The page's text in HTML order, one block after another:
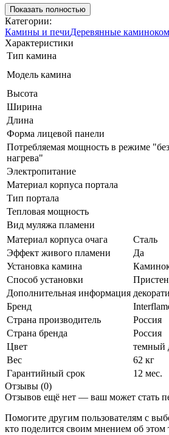
Показать полностью
Категории:
Камины и печиДеревянные
Характеристики
Тип камина
Модель камина
Высота
Ширина
Длина
Форма лицевой панели
Потребляемая мощность в режиме "без
нагрева"
Электропитание
Материал корпуса портала
Тип портала
Тепловая мощность
Вид муляжа пламени
Материал корпуса очага
Сталь
Эффект живого пламени
Да
Установка камина
Способ установки
Дополнительная информация
Бренд
Страна производитель
Россия
Страна бренда
Россия
Цвет
темный
Вес
62 кг
Гарантийный срок
12 мес.
Отзывы (0)
Отзывов ещё нет — ваш может стать
Помогите другим пользователям с
кто поделится своим мнением об этом